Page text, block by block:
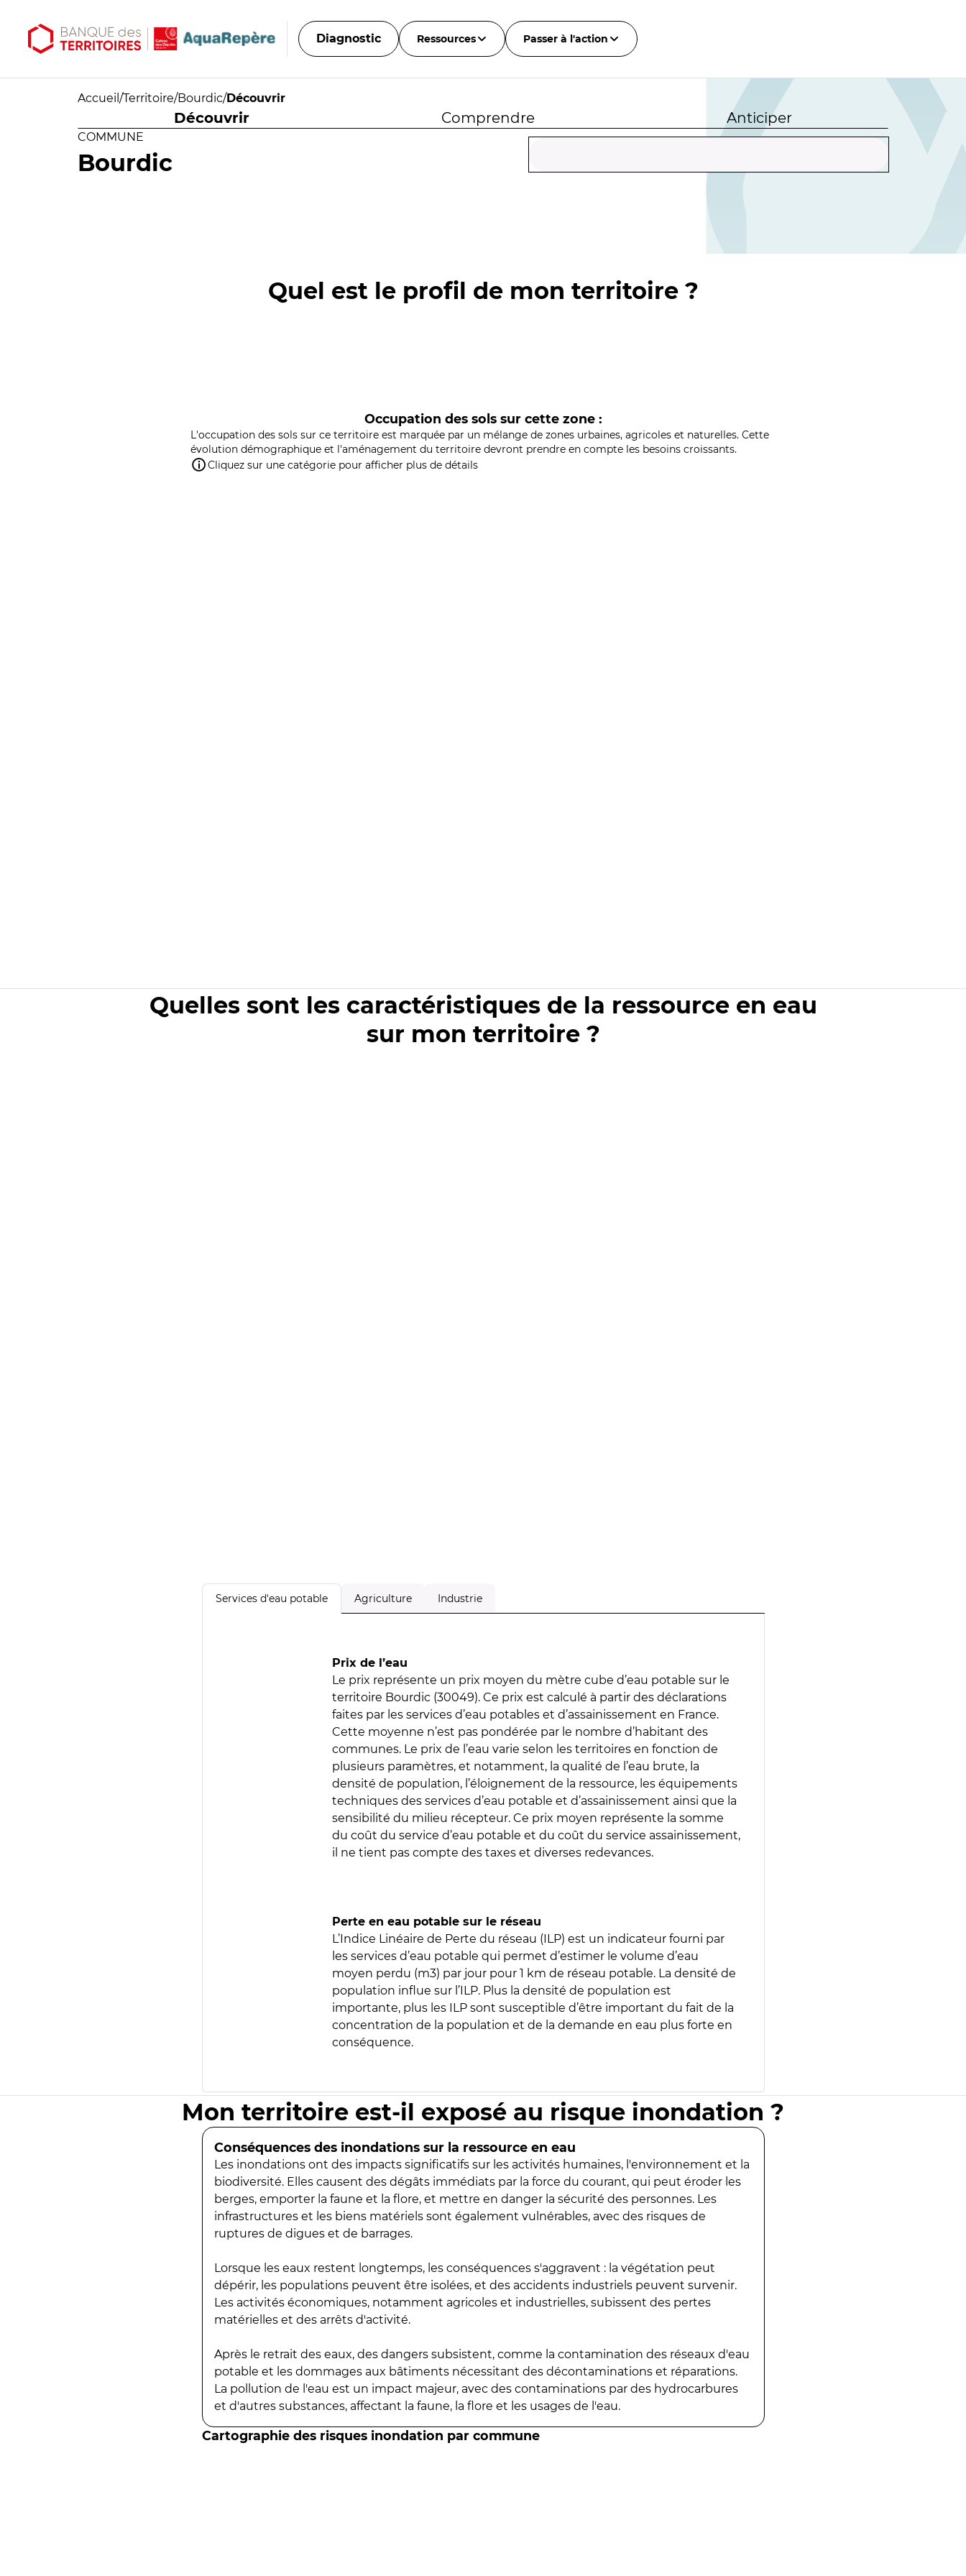
Diagnostic Ressources Passer à l'action
Accueil /Territoire/Bourdic/Découvrir
Découvrir Comprendre Anticiper
COMMUNE
Bourdic
Quel est le profil de mon territoire ?
Occupation des sols sur cette zone :
L'occupation des sols sur ce territoire est marquée par un mélange de zones urbaines, agricoles et naturelles. Cette
évolution démographique et l'aménagement du territoire devront prendre en compte les besoins croissants.
Cliquez sur une catégorie pour afficher plus de détails
Quelles sont les caractéristiques de la ressource en eau
sur mon territoire ?
Services d'eau potable Agriculture Industrie
Prix de l’eau
Le prix représente un prix moyen du mètre cube d’eau potable sur le
territoire Bourdic (30049). Ce prix est calculé à partir des déclarations
faites par les services d’eau potables et d’assainissement en France.
Cette moyenne n’est pas pondérée par le nombre d’habitant des
communes. Le prix de l’eau varie selon les territoires en fonction de
plusieurs paramètres, et notamment, la qualité de l’eau brute, la
densité de population, l’éloignement de la ressource, les équipements
techniques des services d’eau potable et d’assainissement ainsi que la
sensibilité du milieu récepteur. Ce prix moyen représente la somme
du coût du service d’eau potable et du coût du service assainissement,
il ne tient pas compte des taxes et diverses redevances.
Perte en eau potable sur le réseau
L’Indice Linéaire de Perte du réseau (ILP) est un indicateur fourni par
les services d’eau potable qui permet d’estimer le volume d’eau
moyen perdu (m3) par jour pour 1 km de réseau potable. La densité de
population influe sur l’ILP. Plus la densité de population est
importante, plus les ILP sont susceptible d’être important du fait de la
concentration de la population et de la demande en eau plus forte en
conséquence.
Mon territoire est-il exposé au risque inondation ?
Conséquences des inondations sur la ressource en eau
Les inondations ont des impacts significatifs sur les activités humaines, l'environnement et la
biodiversité. Elles causent des dégâts immédiats par la force du courant, qui peut éroder les
berges, emporter la faune et la flore, et mettre en danger la sécurité des personnes. Les
infrastructures et les biens matériels sont également vulnérables, avec des risques de
ruptures de digues et de barrages.
Lorsque les eaux restent longtemps, les conséquences s'aggravent : la végétation peut
dépérir, les populations peuvent être isolées, et des accidents industriels peuvent survenir.
Les activités économiques, notamment agricoles et industrielles, subissent des pertes
matérielles et des arrêts d'activité.
Après le retrait des eaux, des dangers subsistent, comme la contamination des réseaux d'eau
potable et les dommages aux bâtiments nécessitant des décontaminations et réparations.
La pollution de l'eau est un impact majeur, avec des contaminations par des hydrocarbures
et d'autres substances, affectant la faune, la flore et les usages de l'eau.
Cartographie des risques inondation par commune